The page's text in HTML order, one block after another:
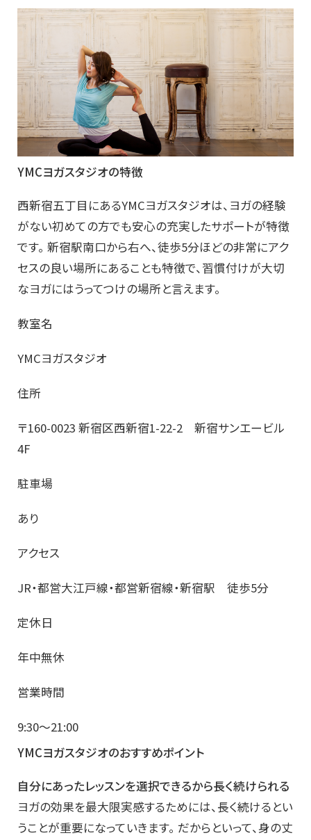
YMCヨガスタジオの特徴
西新宿五丁目にあるYMCヨガスタジオは、ヨガの経験
がない初めての方でも安心の充実したサポートが特徴
です。 新宿駅南口から右へ、徒歩5分ほどの非常にアク
セスの良い場所にあることも特徴で、習慣付けが大切
なヨガにはうってつけの場所と言えます。
教室名
YMCヨガスタジオ
住所
〒160-0023 新宿区西新宿1-22-2 新宿サンエービル
4F
駐車場
あり
アクセス
JR・都営大江戸線・都営新宿線・新宿駅 徒歩5分
定休日
年中無休
営業時間
9:30～21:00
YMCヨガスタジオのおすすめポイント
自分にあったレッスンを選択できるから長く続けられる
ヨガの効果を最大限実感するためには、長く続けるとい
うことが重要になっていきます。 だからといって、身の丈